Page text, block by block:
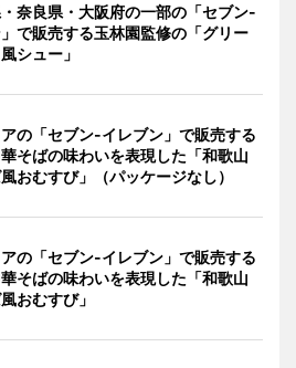
奈良県・大阪府の一部の「セブン-
で販売する玉林園監修の「グリー
シュー」
の「セブン-イレブン」で販売する
そばの味わいを表現した「和歌山
おむすび」（パッケージなし）
の「セブン-イレブン」で販売する
そばの味わいを表現した「和歌山
おむすび」